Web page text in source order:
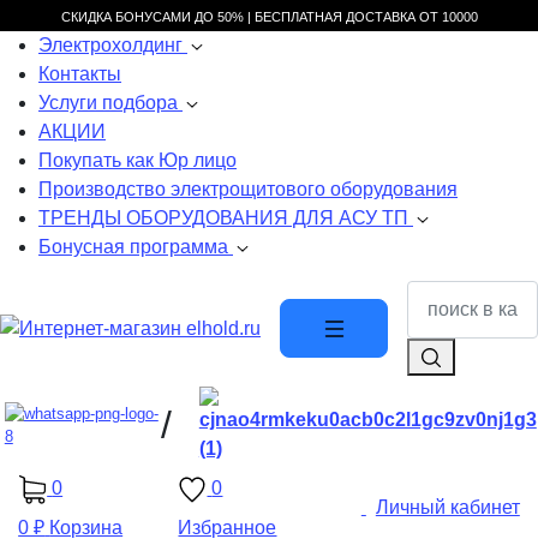
СКИДКА БОНУСАМИ ДО 50% | БЕСПЛАТНАЯ ДОСТАВКА ОТ 10000
Электрохолдинг
Контакты
Услуги подбора
АКЦИИ
Покупать как Юр лицо
Производство электрощитового оборудования
ТРЕНДЫ ОБОРУДОВАНИЯ ДЛЯ АСУ ТП
Бонусная программа
/
0
0 ₽ Корзина
Личный кабинет
0
Избранное